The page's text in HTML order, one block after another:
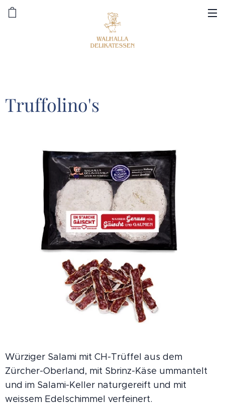
Truffolino's
Würziger Salami mit CH-Trüffel aus dem
Zürcher-Oberland, mit Sbrinz-Käse ummantelt
und im Salami-Keller naturgereift und mit
weissem Edelschimmel verfeinert.